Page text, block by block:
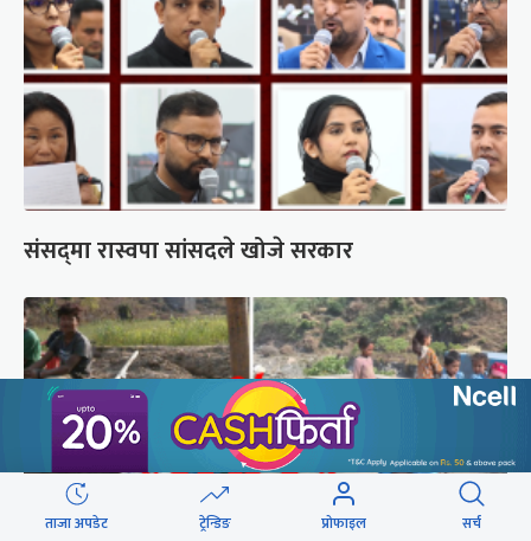
संसद्‍मा रास्वपा सांसदले खोजे सरकार
ताजा अपडेट ट्रेन्डिङ प्रोफाइल सर्च